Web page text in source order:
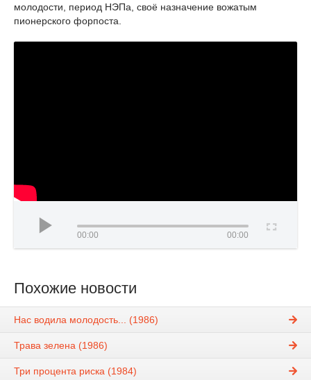
молодости, период НЭПа, своё назначение вожатым
пионерского форпоста.
00:00 00:00
Похожие новости
Нас водила молодость... (1986)
Трава зелена (1986)
Три процента риска (1984)